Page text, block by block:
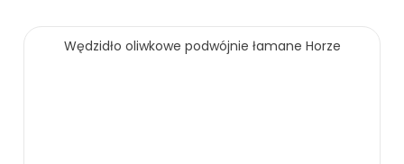
Wędzidło oliwkowe podwójnie łamane Horze